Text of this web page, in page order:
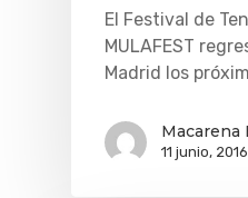
El Festival de
MULAFEST
Madrid los
Macarena
11 junio, 2016